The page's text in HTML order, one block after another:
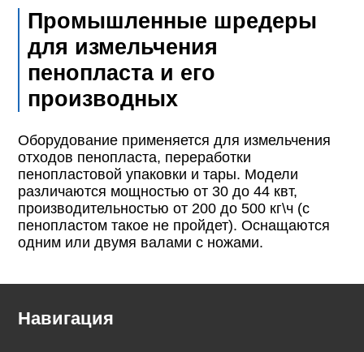
Промышленные шредеры
для измельчения
пенопласта и его
производных
Оборудование применяется для измельчения
отходов пенопласта, переработки
пенопластовой упаковки и тары. Модели
различаются мощностью от 30 до 44 квт,
производительностью от 200 до 500 кг\ч (с
пенопластом такое не пройдет). Оснащаются
одним или двумя валами с ножами.
Навигация